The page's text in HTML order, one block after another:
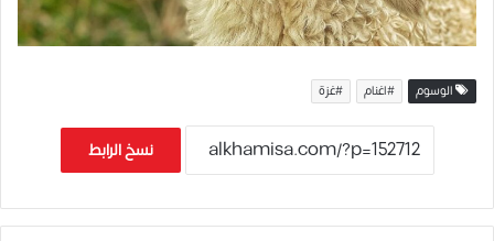
الوسوم #اغنام #غزة
نسخ الرابط